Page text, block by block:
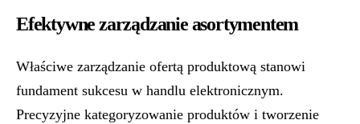
Efektywne zarządzanie asortymentem
Właściwe zarządzanie ofertą produktową stanowi
fundament sukcesu w handlu elektronicznym.
Precyzyjne kategoryzowanie produktów i tworzenie